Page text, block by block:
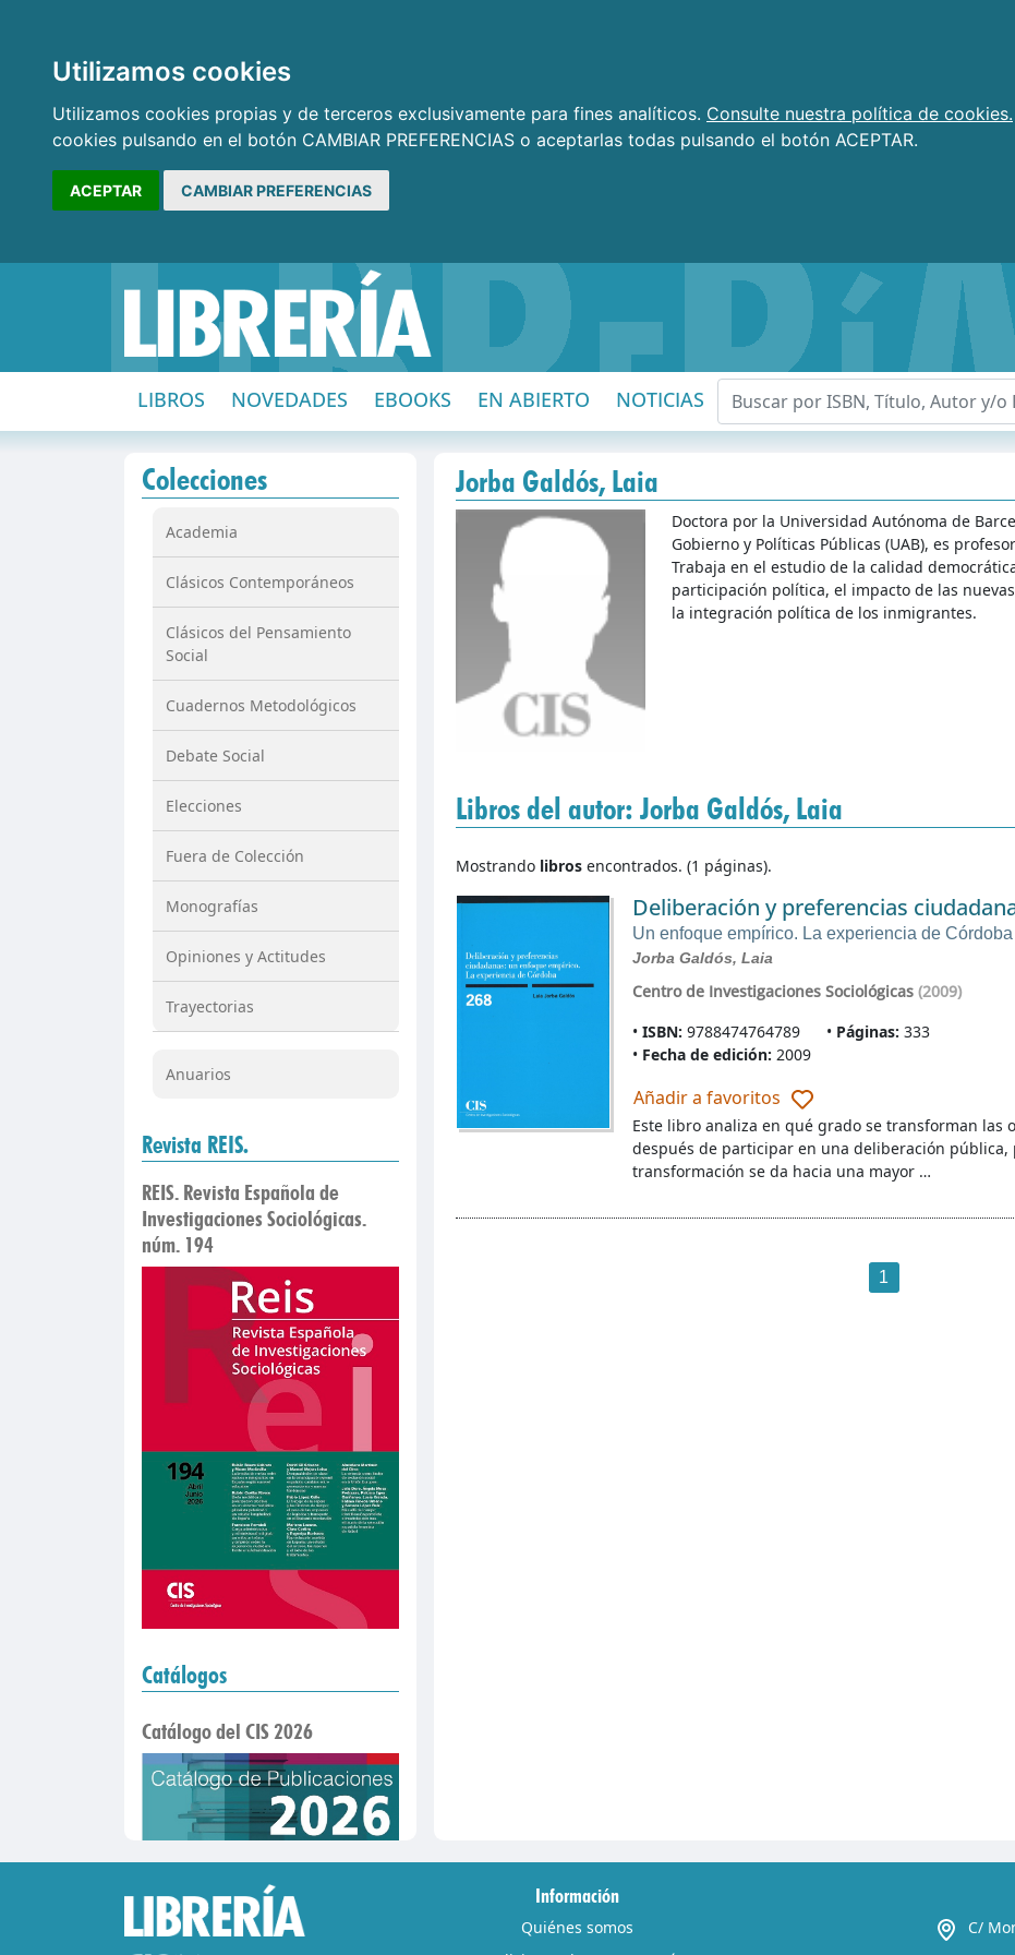
Utilizamos cookies
Utilizamos cookies propias y de terceros exclusivamente para fines analíticos. Consulte nuestra política de cookies.
cookies pulsando en el botón CAMBIAR PREFERENCIAS o aceptarlas todas pulsando el botón ACEPTAR.
ACEPTAR CAMBIAR PREFERENCIAS
LIBROS NOVEDADES EBOOKS EN ABIERTO NOTICIAS
Colecciones
Academia
Clásicos Contemporáneos
Clásicos del Pensamiento
Social
Cuadernos Metodológicos
Debate Social
Elecciones
Fuera de Colección
Monografías
Opiniones y Actitudes
Trayectorias
Anuarios
Revista REIS.
REIS. Revista Española de
Investigaciones Sociológicas.
núm. 194
Catálogos
Catálogo del CIS 2026
Jorba Galdós, Laia
Doctora por la Universidad Autónoma de
Gobierno y Políticas Públicas (UAB), es
Trabaja en el estudio de la calidad
participación política, el impacto de las
la integración política de los inmigrantes.
Libros del autor: Jorba Galdós, Laia
Mostrando librosencontrados. (1 páginas).
Deliberación y preferencias
Un enfoque empírico. La experiencia de Córdoba
Jorba Galdós, Laia
Centro de Investigaciones Sociológicas (2009)
ISBN: 9788474764789 Páginas: 333
Fecha de edición: 2009
Añadir a favoritos
Este libro analiza en qué grado se transforman las
después de participar en una deliberación
transformación se da hacia una mayor …
1
Información
Quiénes somos
C/